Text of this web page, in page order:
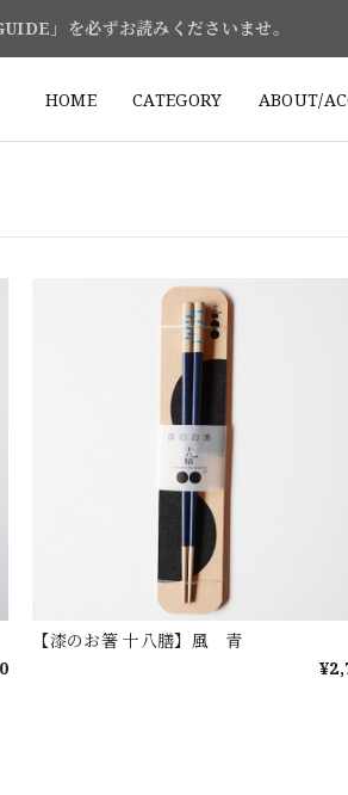
」を必ずお読みくださいませ。
HOME CATEGORY ABOUT/
【漆のお箸 十八膳】風 青